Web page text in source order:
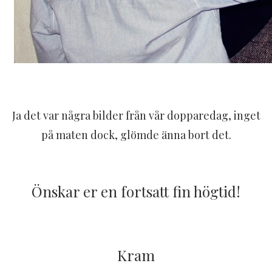
Ja det var några bilder från vår dopparedag, inget
på maten dock, glömde änna bort det.
Önskar er en fortsatt fin högtid!
Kram